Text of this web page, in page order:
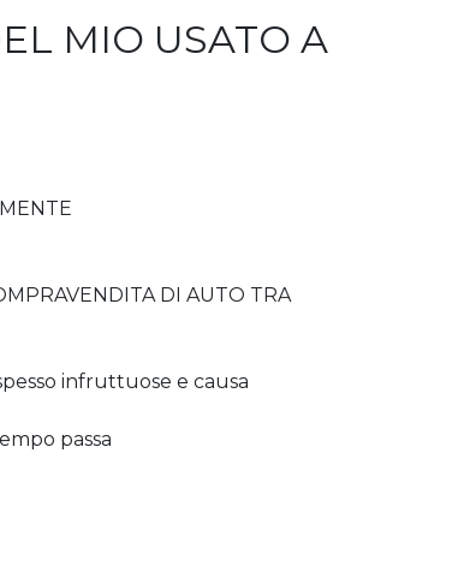
MIO USATO A
DI AUTO TRA
infruttuose e causa
passa